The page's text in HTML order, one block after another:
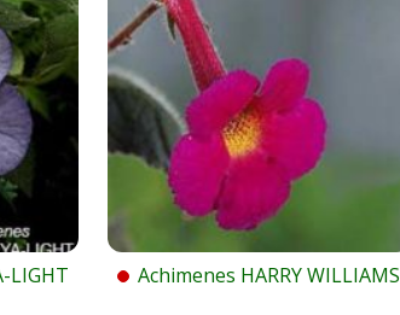
LIGHT Achimenes HARRY WILLIAMS